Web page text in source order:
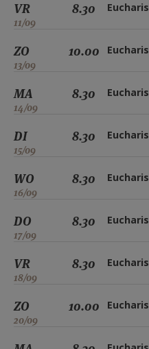
VR
11/09
8.30
ZO
13/09
10.00
MA
14/09
8.30
DI
15/09
8.30
WO
16/09
8.30
DO
17/09
8.30
VR
18/09
8.30
ZO
20/09
10.00